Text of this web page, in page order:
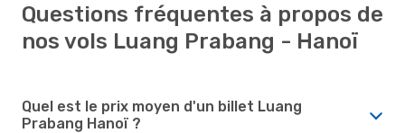
Questions fréquentes à propos de
nos vols Luang Prabang - Hanoï
Quel est le prix moyen d'un billet Luang
Prabang Hanoï ?